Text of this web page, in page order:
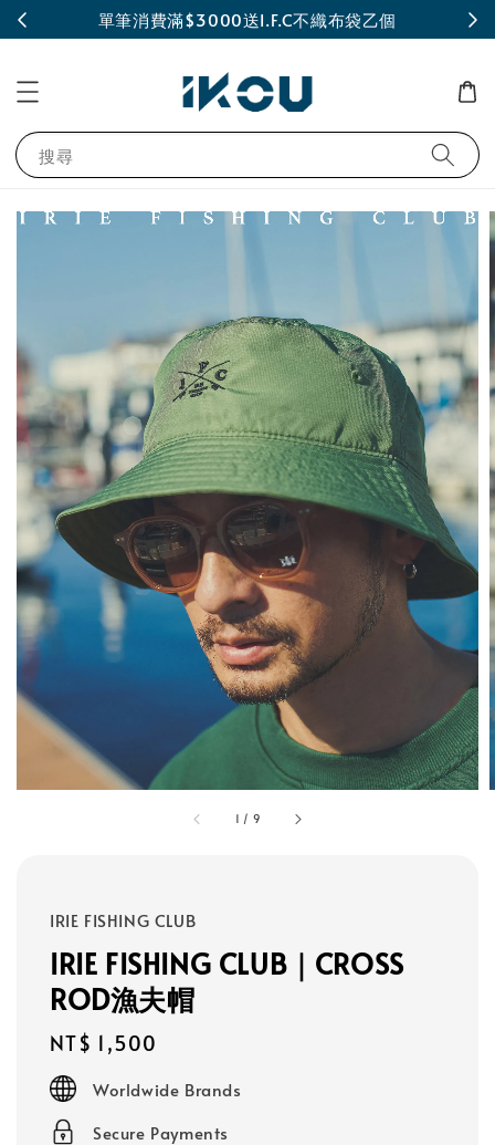
單筆消費滿$3000送I.F.C不織布袋乙個
搜尋
1 / 9
IRIE FISHING CLUB
IRIE FISHING CLUB｜CROSS
ROD漁夫帽
Regular
price
NT$ 1,500
Worldwide Brands
Secure Payments